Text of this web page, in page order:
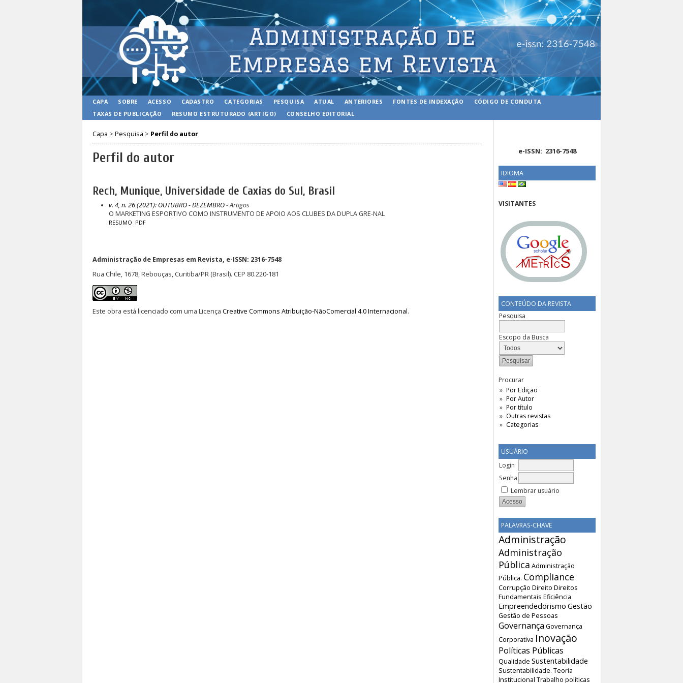
e-ISSN: 2316-7548
IDIOMA
VISITANTES
CONTEÚDO DA REVISTA
Pesquisa
Escopo da Busca
Procurar
Por Edição
Por Autor
Por título
Outras revistas
Categorias
USUÁRIO
Login
Senha
Lembrar usuário
PALAVRAS-CHAVE
Administração
Administração
Pública Administração
Pública. Compliance
Corrupção Direito Direitos
Fundamentais Eficiência
Empreendedorismo Gestão
Gestão de Pessoas
Governança Governança
Corporativa Inovação
Políticas Públicas
Qualidade Sustentabilidade
Sustentabilidade. Teoria
Institucional Trabalho políticas
CAPA SOBRE ACESSO CADASTRO CATEGORIAS PESQUISA ATUAL ANTERIORES FONTES DE INDEXAÇÃO
CÓDIGO DE CONDUTA
TAXAS DE PUBLICAÇÃO
RESUMO ESTRUTURADO (ARTIGO) CONSELHO EDITORIAL
Capa > Pesquisa > Perfil do autor
Perfil do autor
Rech, Munique, Universidade de Caxias do Sul, Brasil
v. 4, n. 26 (2021): OUTUBRO - DEZEMBRO- Artigos
O MARKETING ESPORTIVO COMO INSTRUMENTO DE APOIO AOS CLUBES DA DUPLA GRE-NAL
RESUMO PDF
Administração de Empresas em Revista, e-ISSN: 2316-7548
Rua Chile, 1678, Rebouças, Curitiba/PR (Brasil). CEP 80.220-181
Este obra está licenciado com uma Licença Creative Commons Atribuição-NãoComercial 4.0 Internacional.